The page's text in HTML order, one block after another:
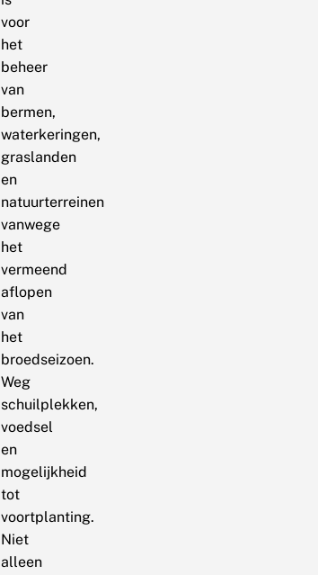
voor
het
beheer
van
bermen,
waterkeringen,
graslanden
en
natuurterreinen
vanwege
het
vermeend
aflopen
van
het
broedseizoen.
Weg
schuilplekken,
voedsel
en
mogelijkheid
tot
voortplanting.
Niet
alleen